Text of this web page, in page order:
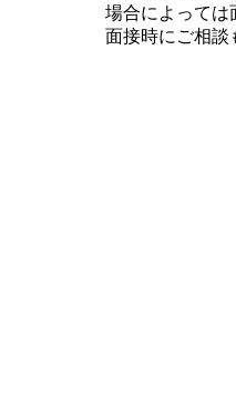
場合によっては
面接時にご相談